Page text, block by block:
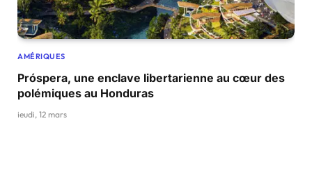
AMÉRIQUES
Próspera, une enclave libertarienne au cœur des
polémiques au Honduras
jeudi, 12 mars